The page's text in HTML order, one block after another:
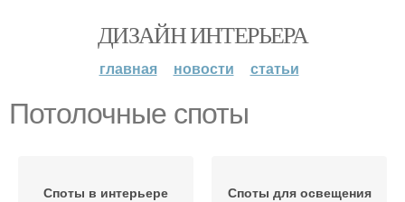
ДИЗАЙН ИНТЕРЬЕРА
главная новости статьи
Потолочные споты
Споты в интерьере Споты для освещения